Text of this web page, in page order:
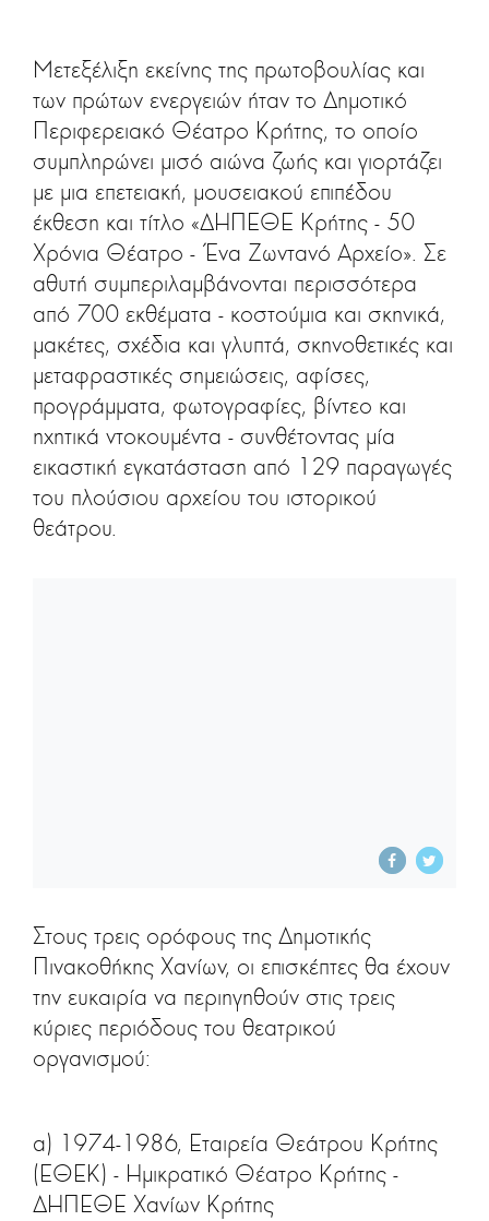
Μετεξέλιξη εκείνης της πρωτοβουλίας και
των πρώτων ενεργειών ήταν το Δημοτικό
Περιφερειακό Θέατρο Κρήτης, το οποίο
συμπληρώνει μισό αιώνα ζωής και γιορτάζει
με μια επετειακή, μουσειακού επιπέδου
έκθεση και τίτλο «ΔΗΠΕΘΕ Κρήτης - 50
Χρόνια Θέατρο - Ένα Ζωντανό Αρχείο». Σε
αθυτή συμπεριλαμβάνονται περισσότερα
από 700 εκθέματα - κοστούμια και σκηνικά,
μακέτες, σχέδια και γλυπτά, σκηνοθετικές και
μεταφραστικές σημειώσεις, αφίσες,
προγράμματα, φωτογραφίες, βίντεο και
ηχητικά ντοκουμέντα - συνθέτοντας μία
εικαστική εγκατάσταση από 129 παραγωγές
του πλούσιου αρχείου του ιστορικού
θεάτρου.
Στους τρεις ορόφους της Δημοτικής
Πινακοθήκης Χανίων, οι επισκέπτες θα έχουν
την ευκαιρία να περιηγηθούν στις τρεις
κύριες περιόδους του θεατρικού
οργανισμού:
α) 1974-1986, Εταιρεία Θεάτρου Κρήτης
(ΕΘΕΚ) - Ημικρατικό Θέατρο Κρήτης -
ΔΗΠΕΘΕ Χανίων Κρήτης